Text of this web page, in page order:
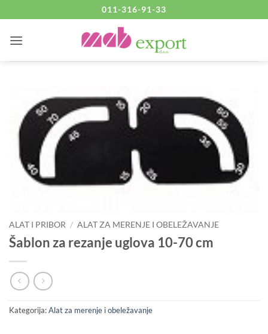
to
content
011-316-91-33
ALAT I PRIBOR / ALAT ZA MERENJE I OBELEŽAVANJE
Šablon za rezanje uglova 10-70 cm
Kategorija:Alat za merenje i obeležavanje